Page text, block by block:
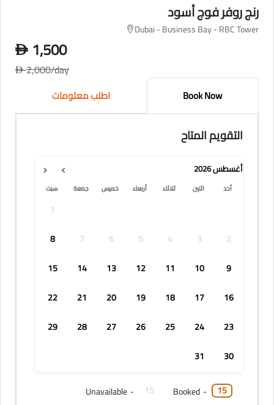
رنج روفر فوج أسود
Dubai - Business Bay - RBC Tower
D 1,500
D2,000/day
Book Now اطلب معلومات
التقويم المتاح
›
‹ أغسطس2026
أحد اثنين ثلاثاء أربعاء خميس جمعة سبت
1
2
3
4
5
6
7
8
9
10
11
12
13
14
15
16
17
18
19
20
21
22
23
24
25
26
27
28
29
30
31
15
-
Booked
15
-
Unavailable